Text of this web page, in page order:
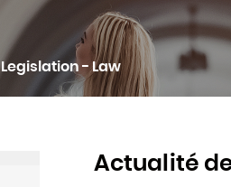
Legislation - Law
Actualité